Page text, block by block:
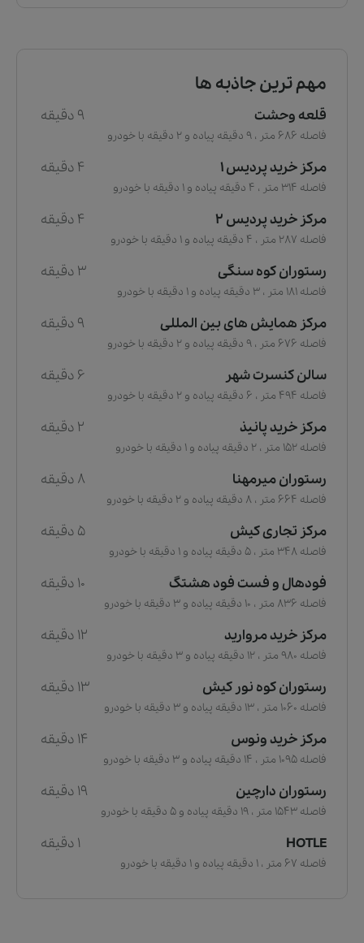
مهم ترین جاذبه ها
قلعه وحشت 9 دقیقه
فاصله 686 متر ، 9 دقیقه پیاده و 2 دقیقه با خودرو
مرکز خرید پردیس 1 4 دقیقه
فاصله 314 متر ، 4 دقیقه پیاده و 1 دقیقه با خودرو
مرکز خرید پردیس 2 4 دقیقه
فاصله 287 متر ، 4 دقیقه پیاده و 1 دقیقه با خودرو
رستوران کوه سنگی 3 دقیقه
فاصله 181 متر ، 3 دقیقه پیاده و 1 دقیقه با خودرو
مرکز همایش های بین المللی 9 دقیقه
فاصله 676 متر ، 9 دقیقه پیاده و 2 دقیقه با خودرو
سالن کنسرت شهر 6 دقیقه
فاصله 494 متر ، 6 دقیقه پیاده و 2 دقیقه با خودرو
مرکز خرید پانیذ 2 دقیقه
فاصله 152 متر ، 2 دقیقه پیاده و 1 دقیقه با خودرو
رستوران میرمهنا 8 دقیقه
فاصله 664 متر ، 8 دقیقه پیاده و 2 دقیقه با خودرو
مرکز تجاری کیش 5 دقیقه
فاصله 348 متر ، 5 دقیقه پیاده و 1 دقیقه با خودرو
فودهال و فست فود هشتگ 10 دقیقه
فاصله 836 متر ، 10 دقیقه پیاده و 3 دقیقه با خودرو
مرکز خرید مروارید 12 دقیقه
فاصله 980 متر ، 12 دقیقه پیاده و 3 دقیقه با خودرو
رستوران کوه نور کیش 13 دقیقه
فاصله 1060 متر ، 13 دقیقه پیاده و 3 دقیقه با خودرو
مرکز خرید ونوس 14 دقیقه
فاصله 1095 متر ، 14 دقیقه پیاده و 3 دقیقه با خودرو
رستوران دارچین 19 دقیقه
فاصله 1543 متر ، 19 دقیقه پیاده و 5 دقیقه با خودرو
HOTLE 1 دقیقه
فاصله 67 متر ، 1 دقیقه پیاده و 1 دقیقه با خودرو